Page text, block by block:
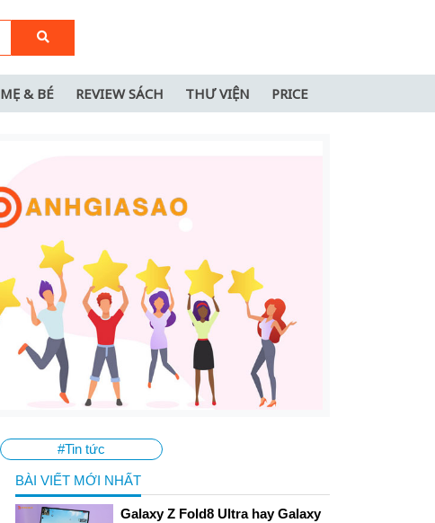
MẸ & BÉ REVIEW SÁCH THƯ VIỆN PRICE
#Tin tức
BÀI VIẾT MỚI NHẤT
Galaxy Z Fold8 Ultra hay Galaxy